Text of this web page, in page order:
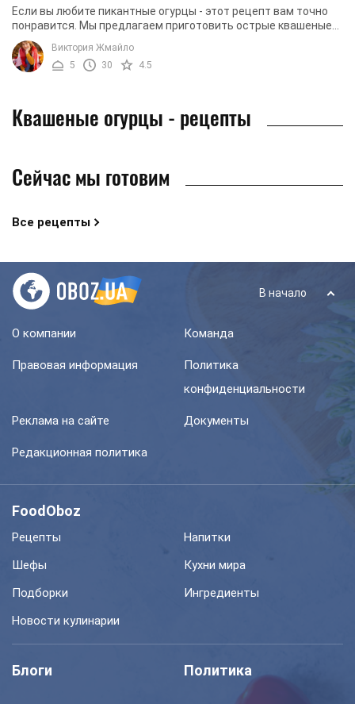
Если вы любите пикантные огурцы - этот рецепт вам точно
понравится. Мы предлагаем приготовить острые квашеные
огурцы с чесноком по проверенному ...
Виктория Жмайло
5
30 4.5
Квашеные огурцы - рецепты
Сейчас мы готовим
Все рецепты
В начало
О компании Команда
Правовая информация
Политика
конфиденциальности
Реклама на сайте Документы
Редакционная политика
FoodOboz
Рецепты
Напитки
Шефы
Кухни мира
Подборки
Ингредиенты
Новости кулинарии
Блоги Политика